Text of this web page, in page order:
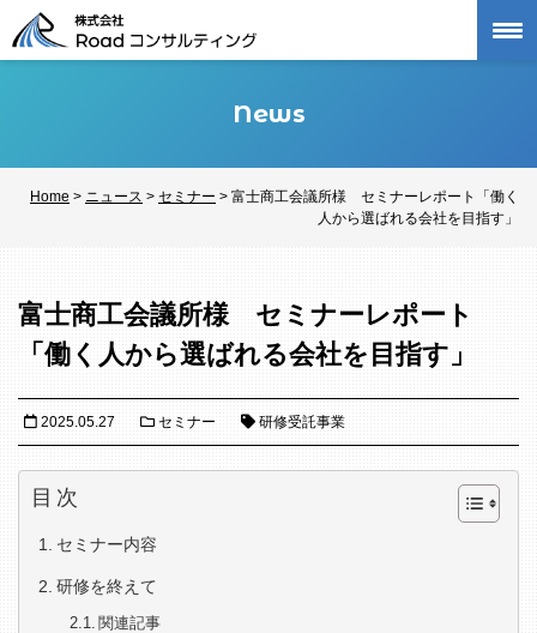
Skip
to
News
Home > ニュース > セミナー > 富士商工会議所様 セミナーレポート「働く
人から選ばれる会社を目指す」
富士商工会議所様 セミナーレポート
「働く人から選ばれる会社を目指す」
2025.05.27 セミナー 研修受託事業
目次
セミナー内容
研修を終えて
関連記事